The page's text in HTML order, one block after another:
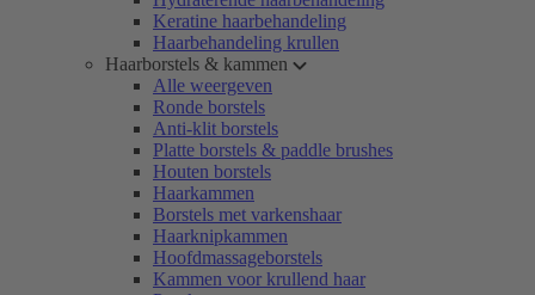
Keratine haarbehandeling
Haarbehandeling krullen
Haarborstels & kammen
Alle weergeven
Ronde borstels
Anti-klit borstels
Platte borstels & paddle brushes
Houten borstels
Haarkammen
Borstels met varkenshaar
Haarknipkammen
Hoofdmassageborstels
Kammen voor krullend haar